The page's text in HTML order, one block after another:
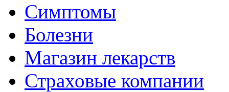
Симптомы
Болезни
Магазин лекарств
Страховые компании